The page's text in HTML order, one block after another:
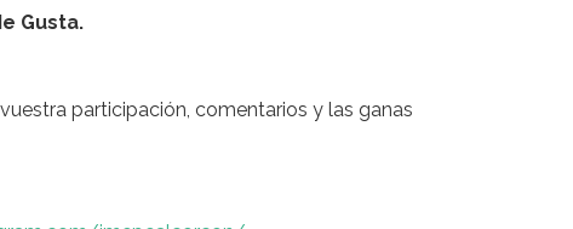
Gusta.
participación, comentarios y las ganas